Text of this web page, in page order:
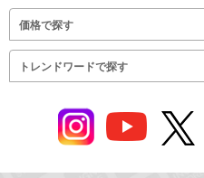
価格で探す
トレンドワードで探す